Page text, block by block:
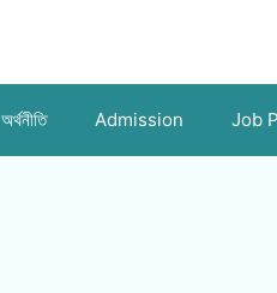
অর্থনীতি Admission Job